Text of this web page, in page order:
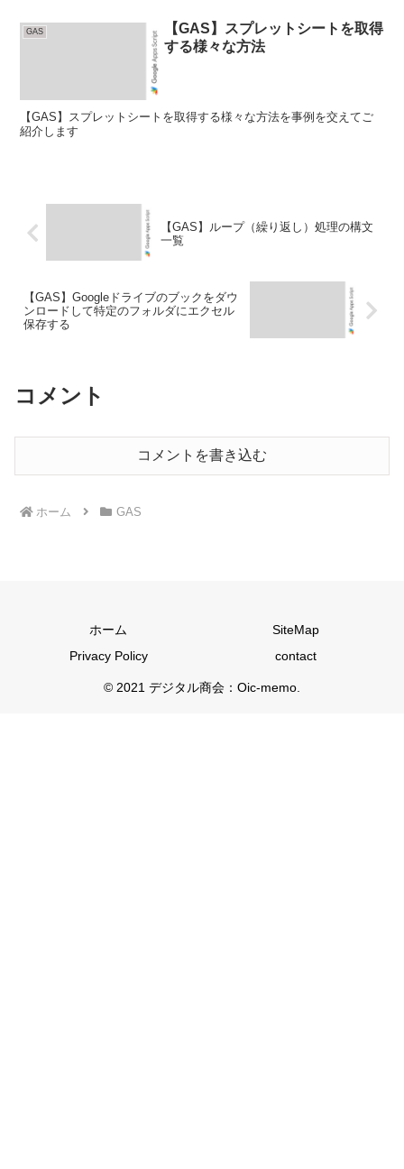
GAS
【GAS】スプレットシートを取得
する様々な方法
【GAS】スプレットシートを取得する様々な方法を事例を交えてご
紹介します
【GAS】ループ（繰り返し）処理の構文
一覧
【GAS】Googleドライブのブックをダウ
ンロードして特定のフォルダにエクセル
保存する
コメント
コメントを書き込む
ホーム GAS
ホーム
SiteMap
Privacy Policy
contact
© 2021 デジタル商会：Oic-memo.